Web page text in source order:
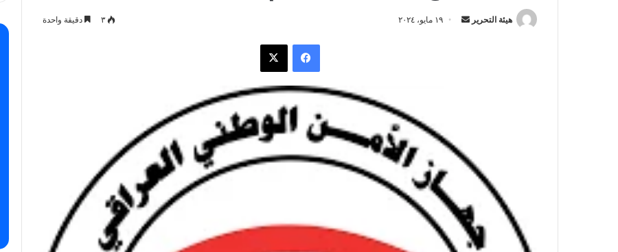
هيئة التحرير
أرسل ١٩ مايو، ٢٠٢٤ ٣ دقيقة واحدة
فيسبوك X